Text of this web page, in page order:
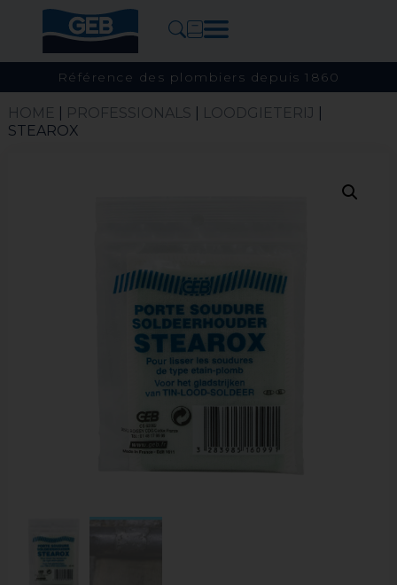
Référence des plombiers depuis 1860
HOME PROFESSIONALS LOODGIETERIJ
STEAROX